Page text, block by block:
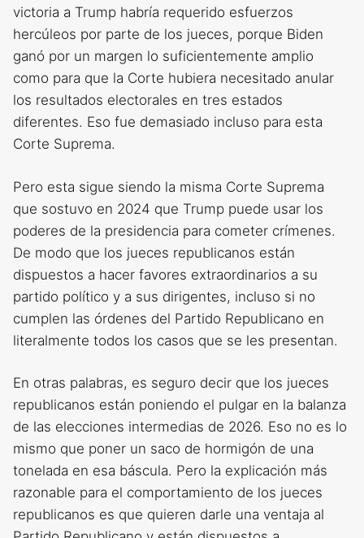
victoria a Trump habría requerido esfuerzos
hercúleos por parte de los jueces, porque Biden
ganó por un margen lo suficientemente amplio
como para que la Corte hubiera necesitado anular
los resultados electorales en tres estados
diferentes. Eso fue demasiado incluso para esta
Corte Suprema.
Pero esta sigue siendo la misma Corte Suprema
que sostuvo en 2024 que Trump puede usar los
poderes de la presidencia para cometer crímenes.
De modo que los jueces republicanos están
dispuestos a hacer favores extraordinarios a su
partido político y a sus dirigentes, incluso si no
cumplen las órdenes del Partido Republicano en
literalmente todos los casos que se les presentan.
En otras palabras, es seguro decir que los jueces
republicanos están poniendo el pulgar en la balanza
de las elecciones intermedias de 2026. Eso no es lo
mismo que poner un saco de hormigón de una
tonelada en esa báscula. Pero la explicación más
razonable para el comportamiento de los jueces
republicanos es que quieren darle una ventaja al